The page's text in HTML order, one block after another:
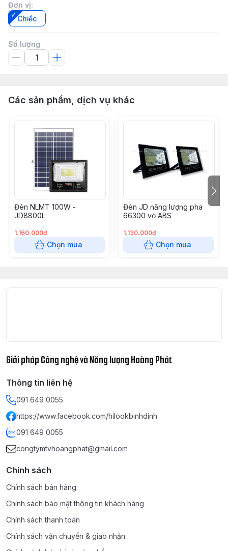
Đơn vị:
Chiếc
Số lượng
Các sản phẩm, dịch vụ khác
Đèn NLMT 100W -
JD8800L
1.160.000đ
Chọn mua
Đèn JD năng lượng pha
66300 vỏ ABS
1.130.000đ
Chọn mua
Giải pháp Công nghệ và Năng lượng Hoàng Phát
Thông tin liên hệ
091 649 0055
https://www.facebook.com/hilookbinhdinh
091 649 0055
congtymtvhoangphat@gmail.com
Chính sách
Chính sách bán hàng
Chính sách bảo mật thông tin khách hàng
Chính sách thanh toán
Chính sách vận chuyển & giao nhận